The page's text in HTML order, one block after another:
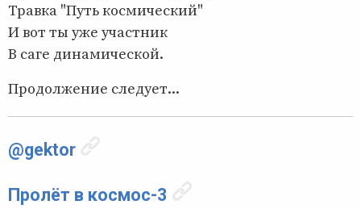
Травка "Путь космический"
И вот ты уже участник
В саге динамической.
Продолжение следует...
@gektor
Пролёт в космос-3